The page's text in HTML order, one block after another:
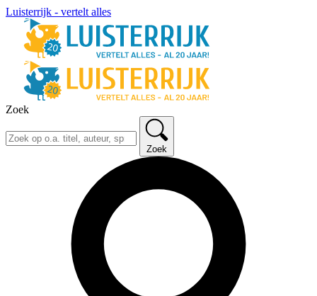
Luisterrijk - vertelt alles
Zoek
Zoek